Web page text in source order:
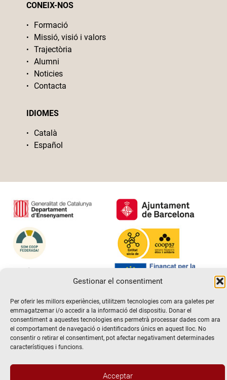
Gestionar el consentiment
Per oferir les millors experiències, utilitzem tecnologies com ara galetes per
emmagatzemar i/o accedir a la informació del dispositiu. Donar el
consentiment a aquestes tecnologies ens permetrà processar dades com ara
el comportament de navegació o identificadors únics en aquest lloc. No
consentir o retirar el consentiment, pot afectar negativament determinades
característiques i funcions.
Acceptar
CONEIX-NOS
Formació
Missió, visió i valors
Trajectòria
Alumni
Noticies
Contacta
IDIOMES
Català
Español
@2026 Escola de teatre El Timbal. Tots els drets reservats